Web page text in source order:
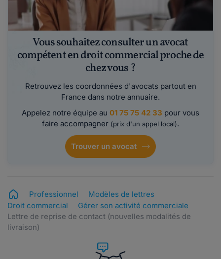
Vous souhaitez consulter un avocat
compétent en droit commercial proche de
chez vous ?
Retrouvez les coordonnées d'avocats partout en
France dans notre annuaire.
Appelez notre équipe au 01 75 75 42 33 pour vous
faire accompagner (prix d'un appel local).
Trouver un avocat
Professionnel
Modèles de lettres
Droit commercial
Gérer son activité commerciale
Lettre de reprise de contact (nouvelles modalités de
livraison)